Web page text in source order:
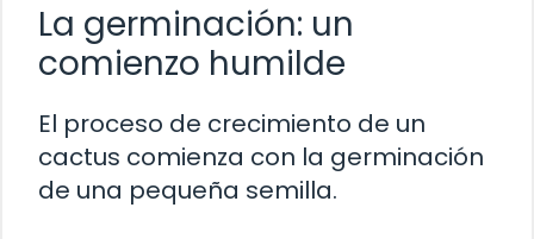
La germinación: un
comienzo humilde
El proceso de crecimiento de un
cactus comienza con la germinación
de una pequeña semilla.